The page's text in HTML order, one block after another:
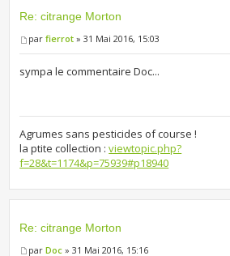
Re: citrange Morton
parfierrot » 31 Mai 2016, 15:03
sympa le commentaire Doc...
Agrumes sans pesticides of course !
la ptite collection :viewtopic.php?
f=28&t=1174&p=75939#p18940
Re: citrange Morton
parDoc » 31 Mai 2016, 15:16